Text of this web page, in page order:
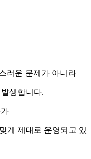
러운 문제가 아니라
생합니다.
게 제대로 운영되고 있